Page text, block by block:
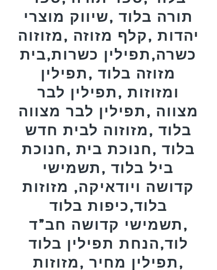
תורה בלוד ,שיווק מוצרי
יהדות ,קלף מזוזה ,מזוזוה
כשרה,תפילין כשרות,בית
מזוזה בלוד ,תפילין
ומזוזות ,תפילין לבר
מצווה ,תפילין לבר מצווה
בלוד ,מזוזוה לבית חדש
בלוד ,חנוכת בית ,חנוכת
ביל בלוד ,תשמישי
קדושה ויודאיקה, מזוזות
בלוד,כיפות בלוד
,תשמישי קדושה חב”ד
לוד,הנחת תפילין בלוד
,תפילין מחיר ,מזוזות